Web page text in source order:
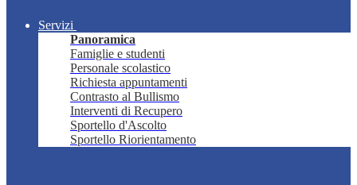
Servizi
Panoramica
Famiglie e studenti
Personale scolastico
Richiesta appuntamenti
Contrasto al Bullismo
Interventi di Recupero
Sportello d'Ascolto
Sportello Riorientamento